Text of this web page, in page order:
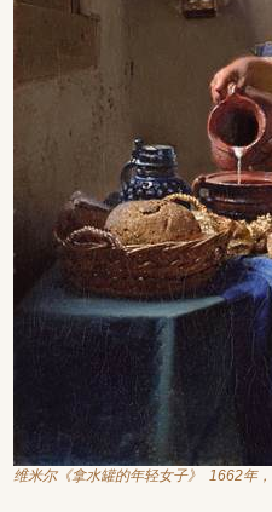
维米尔《拿水罐的年轻女子》 1662年